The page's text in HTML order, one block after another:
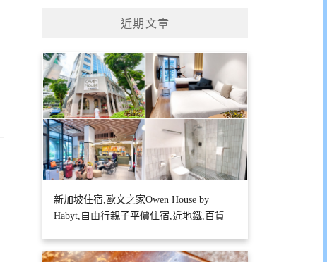
近期文章
新加坡住宿,歐文之家Owen House by
Habyt,自由行親子平價住宿,近地鐵,百貨